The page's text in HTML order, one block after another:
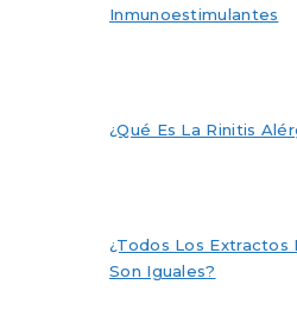
Inmunoestimulantes
¿Qué Es La Rinitis
¿Todos Los Extractos
Son Iguales?